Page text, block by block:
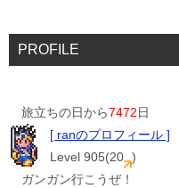
PROFILE
旅立ちの日から7472日
[ ranのプロフィール ]
Level 905(20 )
ガンガン行こうぜ！